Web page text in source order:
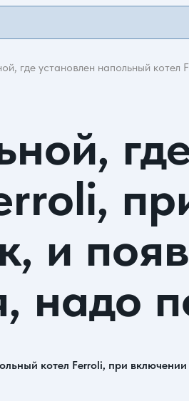
где установлен напольный
и
надо
котел Ferroli, при